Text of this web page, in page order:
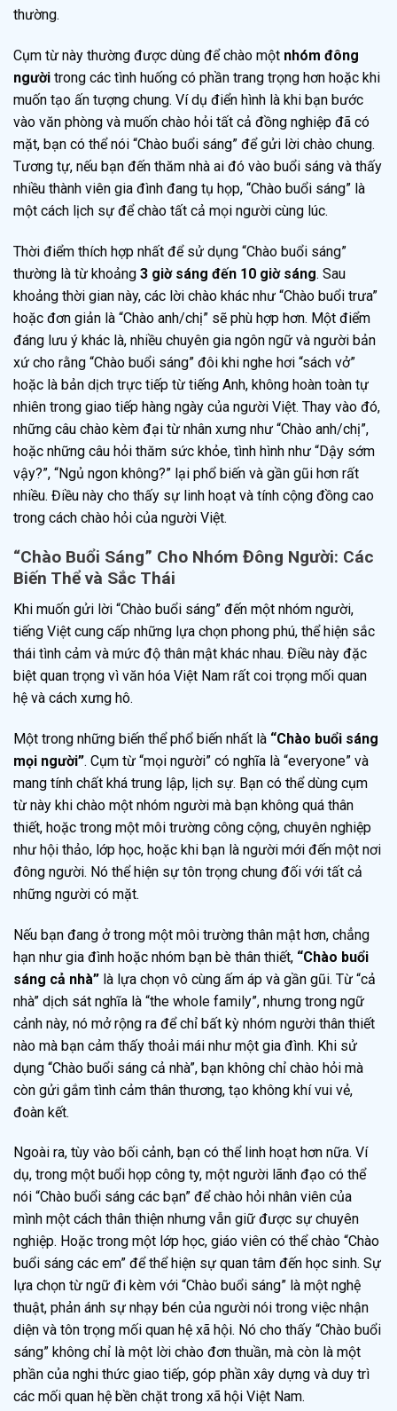
thường.
Cụm từ này thường được dùng để chào một nhóm đông
người trong các tình huống có phần trang trọng hơn hoặc khi
muốn tạo ấn tượng chung. Ví dụ điển hình là khi bạn bước
vào văn phòng và muốn chào hỏi tất cả đồng nghiệp đã có
mặt, bạn có thể nói “Chào buổi sáng” để gửi lời chào chung.
Tương tự, nếu bạn đến thăm nhà ai đó vào buổi sáng và thấy
nhiều thành viên gia đình đang tụ họp, “Chào buổi sáng” là
một cách lịch sự để chào tất cả mọi người cùng lúc.
Thời điểm thích hợp nhất để sử dụng “Chào buổi sáng”
thường là từ khoảng 3 giờ sáng đến 10 giờ sáng. Sau
khoảng thời gian này, các lời chào khác như “Chào buổi trưa”
hoặc đơn giản là “Chào anh/chị” sẽ phù hợp hơn. Một điểm
đáng lưu ý khác là, nhiều chuyên gia ngôn ngữ và người bản
xứ cho rằng “Chào buổi sáng” đôi khi nghe hơi “sách vở”
hoặc là bản dịch trực tiếp từ tiếng Anh, không hoàn toàn tự
nhiên trong giao tiếp hàng ngày của người Việt. Thay vào đó,
những câu chào kèm đại từ nhân xưng như “Chào anh/chị”,
hoặc những câu hỏi thăm sức khỏe, tình hình như “Dậy sớm
vậy?”, “Ngủ ngon không?” lại phổ biến và gần gũi hơn rất
nhiều. Điều này cho thấy sự linh hoạt và tính cộng đồng cao
trong cách chào hỏi của người Việt.
“Chào Buổi Sáng” Cho Nhóm Đông Người: Các
Biến Thể và Sắc Thái
Khi muốn gửi lời “Chào buổi sáng” đến một nhóm người,
tiếng Việt cung cấp những lựa chọn phong phú, thể hiện sắc
thái tình cảm và mức độ thân mật khác nhau. Điều này đặc
biệt quan trọng vì văn hóa Việt Nam rất coi trọng mối quan
hệ và cách xưng hô.
Một trong những biến thể phổ biến nhất là “Chào buổi sáng
mọi người”. Cụm từ “mọi người” có nghĩa là “everyone” và
mang tính chất khá trung lập, lịch sự. Bạn có thể dùng cụm
từ này khi chào một nhóm người mà bạn không quá thân
thiết, hoặc trong một môi trường công cộng, chuyên nghiệp
như hội thảo, lớp học, hoặc khi bạn là người mới đến một nơi
đông người. Nó thể hiện sự tôn trọng chung đối với tất cả
những người có mặt.
Nếu bạn đang ở trong một môi trường thân mật hơn, chẳng
hạn như gia đình hoặc nhóm bạn bè thân thiết, “Chào buổi
sáng cả nhà” là lựa chọn vô cùng ấm áp và gần gũi. Từ “cả
nhà” dịch sát nghĩa là “the whole family”, nhưng trong ngữ
cảnh này, nó mở rộng ra để chỉ bất kỳ nhóm người thân thiết
nào mà bạn cảm thấy thoải mái như một gia đình. Khi sử
dụng “Chào buổi sáng cả nhà”, bạn không chỉ chào hỏi mà
còn gửi gắm tình cảm thân thương, tạo không khí vui vẻ,
đoàn kết.
Ngoài ra, tùy vào bối cảnh, bạn có thể linh hoạt hơn nữa. Ví
dụ, trong một buổi họp công ty, một người lãnh đạo có thể
nói “Chào buổi sáng các bạn” để chào hỏi nhân viên của
mình một cách thân thiện nhưng vẫn giữ được sự chuyên
nghiệp. Hoặc trong một lớp học, giáo viên có thể chào “Chào
buổi sáng các em” để thể hiện sự quan tâm đến học sinh. Sự
lựa chọn từ ngữ đi kèm với “Chào buổi sáng” là một nghệ
thuật, phản ánh sự nhạy bén của người nói trong việc nhận
diện và tôn trọng mối quan hệ xã hội. Nó cho thấy “Chào buổi
sáng” không chỉ là một lời chào đơn thuần, mà còn là một
phần của nghi thức giao tiếp, góp phần xây dựng và duy trì
các mối quan hệ bền chặt trong xã hội Việt Nam.